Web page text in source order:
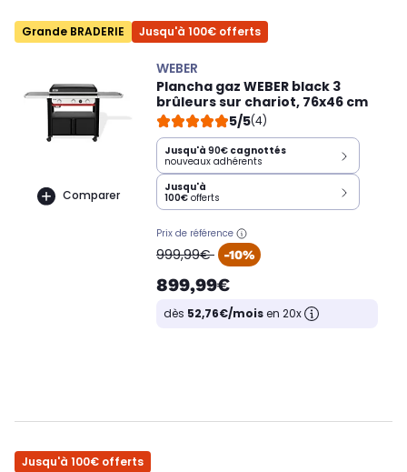
Grande BRADERIE Jusqu'à 100€ offerts
Comparer
WEBER
Plancha gaz WEBER black 3
brûleurs sur chariot, 76x46 cm
5/5(4)
Jusqu'à 90€ cagnottés
nouveaux adhérents
Jusqu'à
100€offerts
Prix de référence
oldPrice
999,99€ -10%
899,99€
dès 52,76€/moisen 20x
Jusqu'à 100€ offerts